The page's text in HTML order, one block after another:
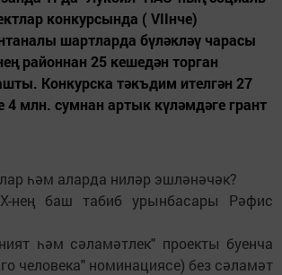
конкурсында ( VIIнче)
шартларда бүләкләү чарасы
районнан 25 кешедән торган
Конкурска тәкъдим ителгән 27
4 млн. сумнан артык күләмдәге грант
һәм аларда ниләр эшләнәчәк?
нең баш табиб урынбасары Рәфис
һәм сәламәтлек" проекты буенча
человека" номинациясе) без сәламәт